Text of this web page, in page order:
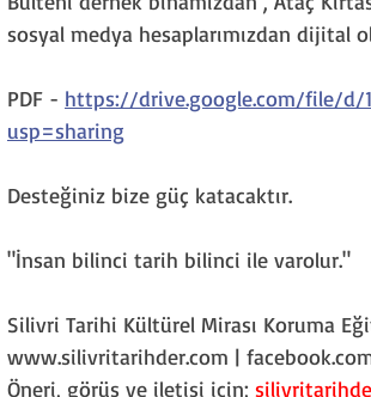
sosyal medya hesaplarımızdan dijital
PDF - https://drive.google.com/file/d/
usp=sharing
Desteğiniz bize güç katacaktır.
"İnsan bilinci tarih bilinci ile varolur."
Silivri Tarihi Kültürel Mirası Koruma
www.silivritarihder.com |
Öneri, görüş ve iletişi için;